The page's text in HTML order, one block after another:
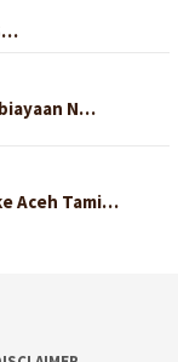
N…
Aceh Tami…